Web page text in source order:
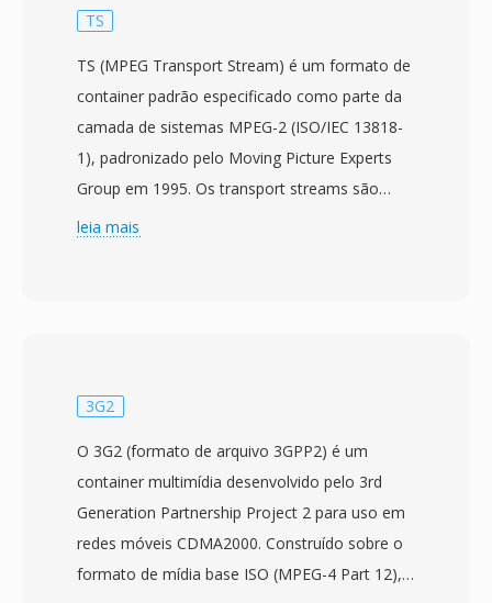
TS
TS (MPEG Transport Stream) é um formato de
container padrão especificado como parte da
camada de sistemas MPEG-2 (ISO/IEC 13818-
1), padronizado pelo Moving Picture Experts
Group em 1995. Os transport streams são
projetados para ambientes de comunicação é
bytes, cada um carregando um cabecalho de 4
indicacao de erro é identificacao de fluxo. Essa
estrutura de pacotes permite que os
receptores se ressincronizem rapidamente
critica para entrega de transmissão em tempo
leia mais
3G2
O 3G2 (formato de arquivo 3GPP2) é um
container multimídia desenvolvido pelo 3rd
Generation Partnership Project 2 para uso em
redes móveis CDMA2000. Construído sobre o
formato de mídia base ISO (MPEG-4 Part 12),